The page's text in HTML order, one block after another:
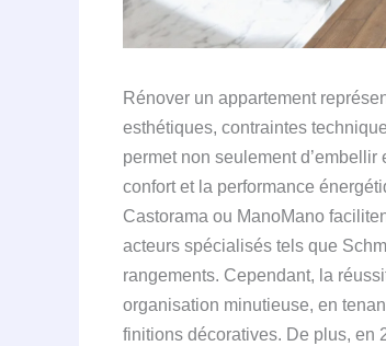
Rénover un appartement
esthétiques, contraintes
permet non seulement
confort et la performance
Castorama ou ManoMano
acteurs spécialisés tels que
rangements. Cependant, la
organisation minutieuse, en
finitions décoratives. De plus, en